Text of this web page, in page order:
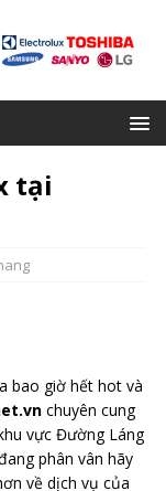
tại
bao giờ hết hot và
chuyên cung
vực Đường Láng
phân vân hãy
về dịch vụ của